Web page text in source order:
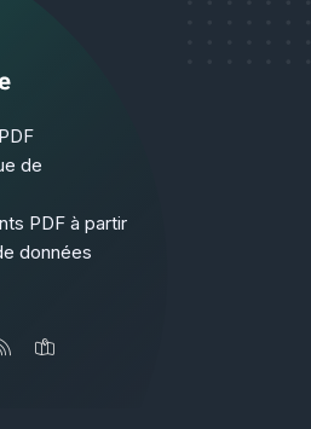
de
PDF à partir
données